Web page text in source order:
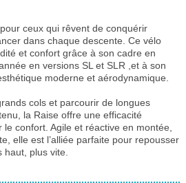
ceux qui rêvent de conquérir
dans chaque descente. Ce vélo
et confort grâce à son cadre en
en versions SL et SLR ,et à son
moderne et aérodynamique.
cols et parcourir de longues
la Raise offre une efficacité
confort. Agile et réactive en montée,
elle est l’alliée parfaite pour repousser
haut, plus vite.